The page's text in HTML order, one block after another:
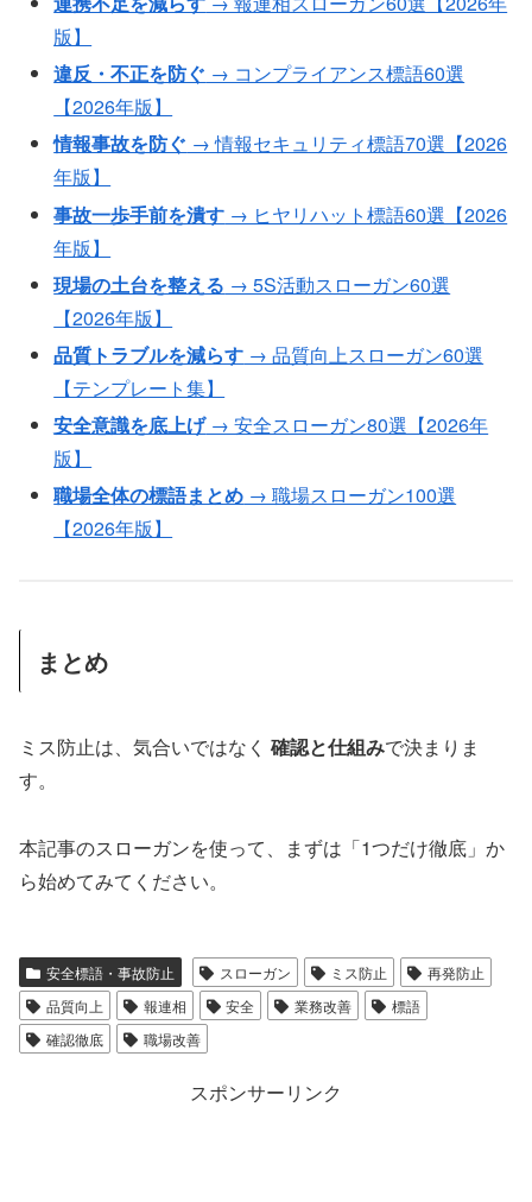
版】
違反・不正を防ぐ → コンプライアンス標語60選
【2026年版】
情報事故を防ぐ → 情報セキュリティ標語70選【2026
年版】
事故一歩手前を潰す → ヒヤリハット標語60選【2026
年版】
現場の土台を整える → 5S活動スローガン60選
【2026年版】
品質トラブルを減らす → 品質向上スローガン60選
【テンプレート集】
安全意識を底上げ→ 安全スローガン80選【2026年
版】
職場全体の標語まとめ → 職場スローガン100選
【2026年版】
まとめ
ミス防止は、気合いではなく 確認と仕組みで決まりま
す。
本記事のスローガンを使って、まずは「1つだけ徹底」か
ら始めてみてください。
安全標語・事故防止 スローガン ミス防止
再発防止
品質向上
報連相 安全 業務改善
標語
確認徹底
職場改善
スポンサーリンク